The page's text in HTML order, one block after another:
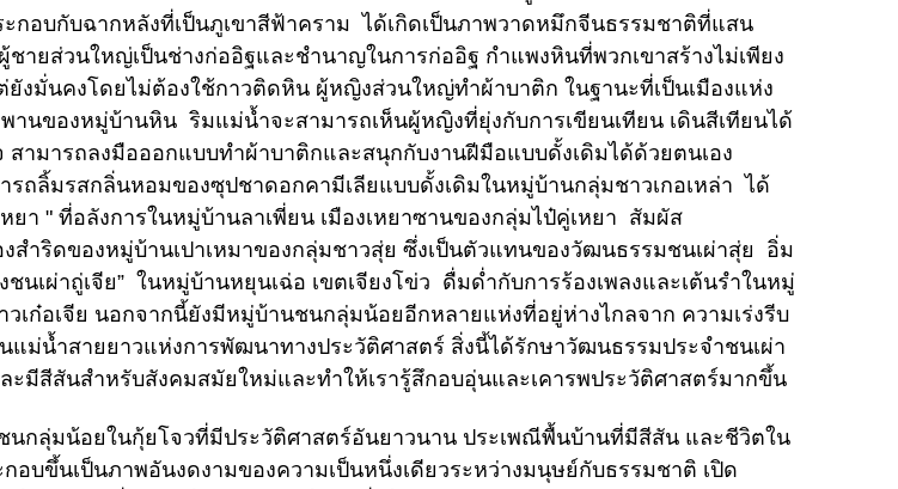
ะกอบกับฉากหลังที่เป็นภูเขาสีฟ้าคราม ได้เกิดเป็นภาพวาดหมึกจีนธรรมชาติที่แสน
ายส่วนใหญ่เป็นช่างก่ออิฐและชำนาญในการก่ออิฐ กำแพงหินที่พวกเขาสร้างไม่เพียง
ยังมั่นคงโดยไม่ต้องใช้กาวติดหิน ผู้หญิงส่วนใหญ่ทำผ้าบาติก ในฐานะที่เป็นเมืองแห่ง
านของหมู่บ้านหิน ริมแม่น้ำจะสามารถเห็นผู้หญิงที่ยุ่งกับการเขียนเทียน เดินสีเทียนได้
สามารถลงมือออกแบบทำผ้าบาติกและสนุกกับงานฝีมือแบบดั้งเดิมได้ด้วยตนเอง
รถลิ้มรสกลิ่นหอมของซุปชาดอกคามีเลียแบบดั้งเดิมในหมู่บ้านกลุ่มชาวเกอเหล่า ได้
หยา " ที่อลังการในหมู่บ้านลาเพี่ยน เมืองเหยาซานของกลุ่มไป๋คู่เหยา สัมผัส
สำริดของหมู่บ้านเปาเหมาของกลุ่มชาวสุ่ย ซึ่งเป็นตัวแทนของวัฒนธรรมชนเผ่าสุ่ย อิ่ม
ชนเผ่าถู่เจีย” ในหมู่บ้านหยุนเฉ่อ เขตเจียงโข่ว ดื่มด่ำกับการร้องเพลงและเต้นรำในหมู่
วเก๋อเจีย นอกจากนี้ยังมีหมู่บ้านชนกลุ่มน้อยอีกหลายแห่งที่อยู่ห่างไกลจาก ความเร่งรีบ
แม่น้ำสายยาวแห่งการพัฒนาทางประวัติศาสตร์ สิ่งนี้ได้รักษาวัฒนธรรมประจำชนเผ่า
มีสีสันสำหรับสังคมสมัยใหม่และทำให้เรารู้สึกอบอุ่นและเคารพประวัติศาสตร์มากขึ้น
ลุ่มน้อยในกุ้ยโจวที่มีประวัติศาสตร์อันยาวนาน ประเพณีพื้นบ้านที่มีสีสัน และชีวิตใน
อบขึ้นเป็นภาพอันงดงามของความเป็นหนึ่งเดียวระหว่างมนุษย์กับธรรมชาติ เปิด